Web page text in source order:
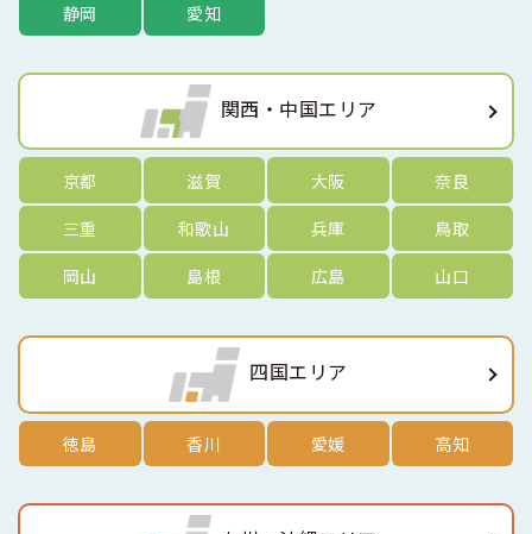
静岡 愛知
関西・中国エリア
京都 滋賀 大阪 奈良
三重 和歌山 兵庫 鳥取
岡山 島根 広島 山口
四国エリア
徳島 香川 愛媛 高知